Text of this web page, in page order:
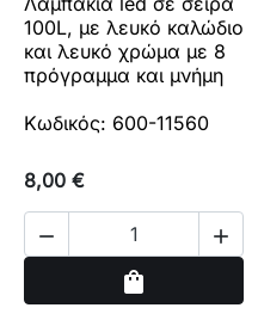
100L, με λευκό καλώδιο
και λευκό χρώμα με 8
πρόγραμμα και μνήμη
Κωδικός: 600-11560
8,00 €
 
shopping_bag